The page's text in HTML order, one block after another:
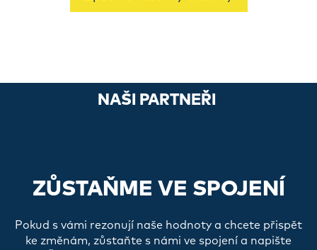
NAŠI PARTNEŘI
ZŮSTAŇME VE SPOJENÍ
Pokud s vámi rezonují naše hodnoty a chcete přispět
ke změnám, zůstaňte s námi ve spojení a napište